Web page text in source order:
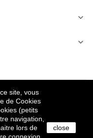


site, vous
de Cookies
(petits
navigation,
lors de
close
réservés.